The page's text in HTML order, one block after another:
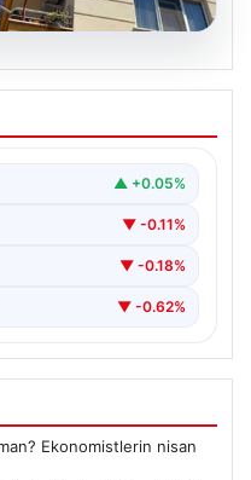
felakete
yoğun
▲ +0.05%
▼ -0.11%
▼ -0.18%
▼ -0.62%
Ekonomistlerin nisan